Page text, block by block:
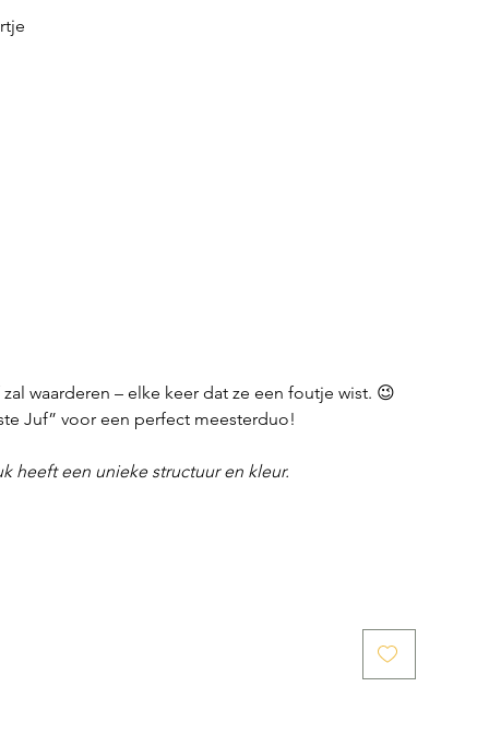
waarderen – elke keer dat ze een foutje wist. 😉
Juf” voor een perfect meesterduo!
heeft een unieke structuur en kleur.